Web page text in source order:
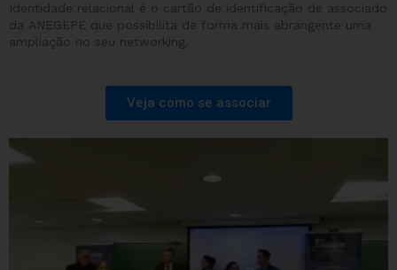
Identidade relacional é o cartão de identificação de associado
da ANEGEPE que possibilita de forma mais abrangente uma
ampliação no seu networking.
Veja como se associar